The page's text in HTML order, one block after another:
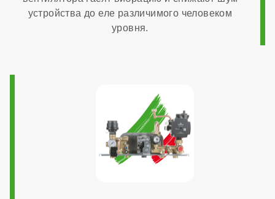
закрытая
устройства до еле различимого человеком
уровня.